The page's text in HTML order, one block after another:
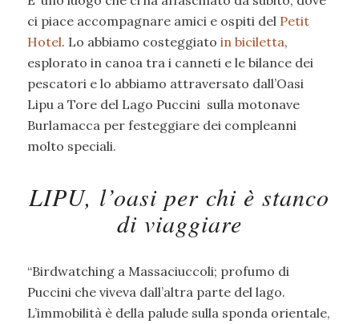
ci piace accompagnare amici e ospiti del Petit
Hotel. Lo abbiamo costeggiato in biciletta,
esplorato in canoa tra i canneti e le bilance dei
pescatori e lo abbiamo attraversato dall’Oasi
Lipu a Tore del Lago Puccini sulla motonave
Burlamacca per festeggiare dei compleanni
molto speciali.
LIPU, l’oasi per chi è stanco
di viaggiare
“Birdwatching a Massaciuccoli; profumo di
Puccini che viveva dall’altra parte del lago.
L’immobilità è della palude sulla sponda orientale,